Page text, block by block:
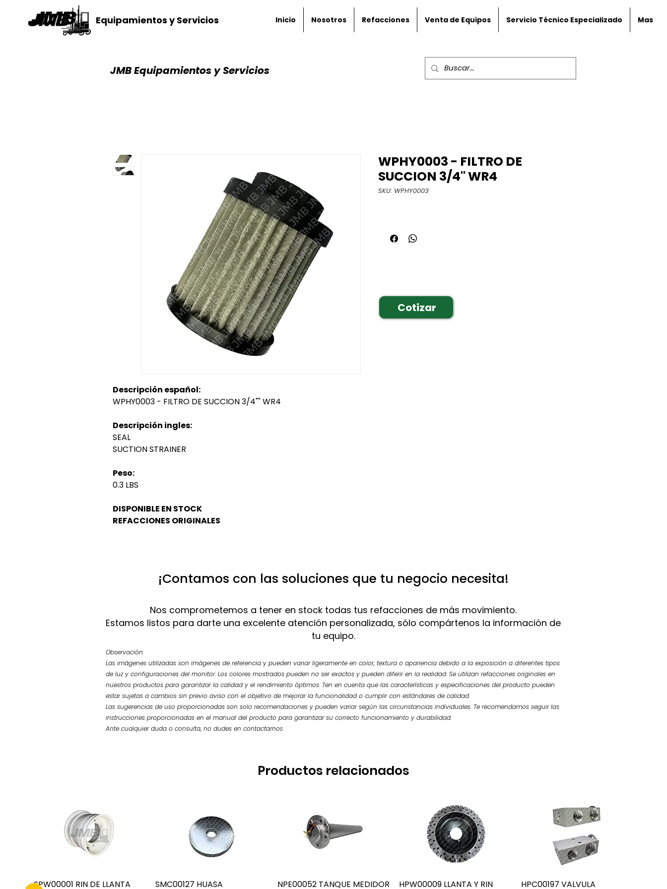
Equipamientos y Servicios Inicio Nosotros Refacciones Venta de Equipos Servicio Técnico Especializado Mas
JMB Equipamientos y Servicios
Descripción español:
WPHY0003 - FILTRO DE SUCCION 3/4"" WR4
Descripción ingles:
SEAL
SUCTION STRAINER
Peso:
0.3 LBS
DISPONIBLE EN STOCK
REFACCIONES ORIGINALES
WPHY0003 - FILTRO DE
SUCCION 3/4" WR4
SKU: WPHY0003
Cotizar
¡Contamos con las soluciones que tu negocio necesita!
Nos comprometemos a tener en stock todas tus refacciones de más movimiento.
Estamos listos para darte una excelente atención personalizada, sólo compártenos la información de
tu equipo.
Observación:
Las imágenes utilizadas son imágenes de referencia y pueden variar ligeramente en color, textura o apariencia debido a la exposición a diferentes tipos
de luz y configuraciones del monitor. Los colores mostrados pueden no ser exactos y pueden diferir en la realidad. Se utilizan refacciones originales en
nuestros productos para garantizar la calidad y el rendimiento óptimos. Ten en cuenta que las características y especificaciones del producto pueden
estar sujetas a cambios sin previo aviso con el objetivo de mejorar la funcionalidad o cumplir con estándares de calidad.
Las sugerencias de uso proporcionadas son solo recomendaciones y pueden variar según las circunstancias individuales. Te recomendamos seguir las
instrucciones proporcionadas en el manual del producto para garantizar su correcto funcionamiento y durabilidad.
Ante cualquier duda o consulta, no dudes en contactarnos
Productos relacionados
SPW00001 RIN DE LLANTA
SMC00127 HUASA
NPE00052 TANQUE MEDIDOR
HPW00009 LLANTA Y RIN
HPC00197 VALVULA